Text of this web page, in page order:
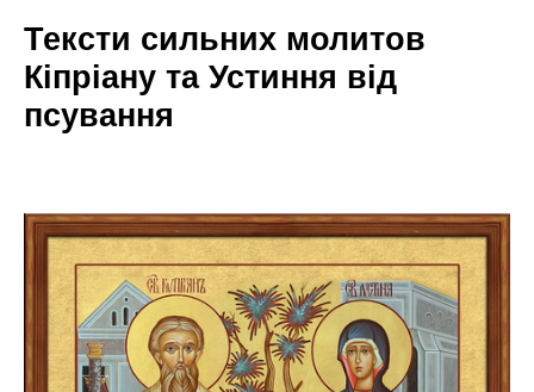
Тексти сильних молитов
Кіпріану та Устиння від
псування